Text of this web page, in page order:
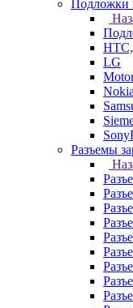
Подложки
LG
Nokia
Разъемы